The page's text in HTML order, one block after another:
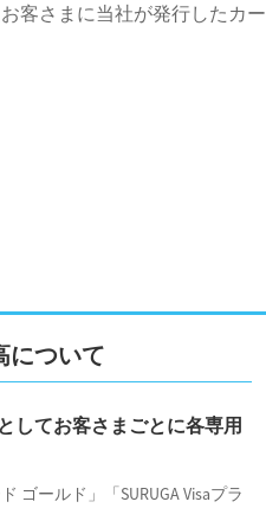
客さまに当社が発行したカー
について
してお客さまごとに各専用
ゴールド」「SURUGA Visaプラ